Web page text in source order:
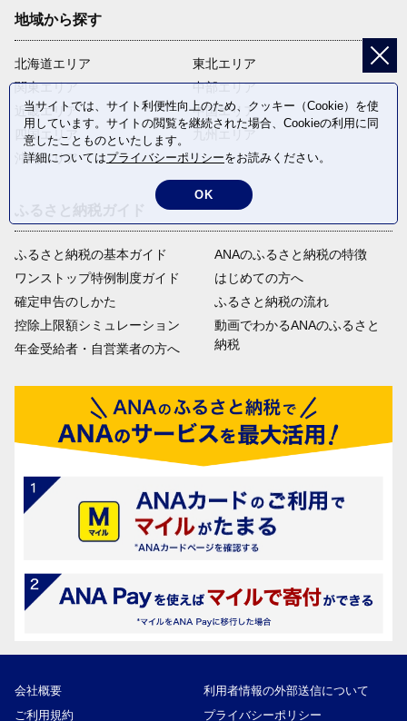
地域から探す
北海道エリア
関東エリア
近畿エリア
四国エリア
沖縄エリア
東北エリア
中部エリア
中国エリア
ふるさと納税の基本ガイド
ワンストップ特例制度ガイド
確定申告のしかた
控除上限額シミュレーション
年金受給者・自営業者の方へ
ANAのふるさと納税の特徴
はじめての方へ
ふるさと納税の流れ
動画でわかるANAのふるさと
納税
会社概要
利用者情報の外部送信について
ご利用規約
プライバシーポリシー
当サイトでは、サイト利便性向上のため、クッキー（Cookie）を使
用しています。サイトの閲覧を継続された場合、Cookieの利用に同
意したことものといたします。
詳細についてはプライバシーポリシーをお読みください。
OK